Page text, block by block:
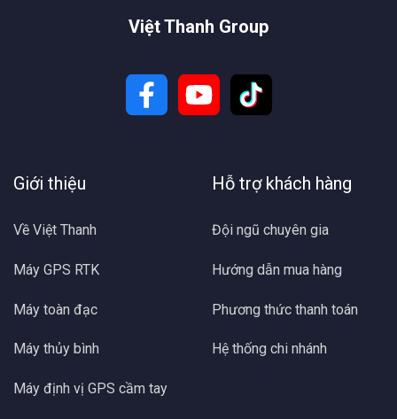
Việt Thanh Group
Giới thiệu
Về Việt Thanh
Máy GPS RTK
Máy toàn đạc
Máy thủy bình
Máy định vị GPS cầm tay
Hỗ trợ khách hàng
Đội ngũ chuyên gia
Hướng dẫn mua hàng
Phương thức thanh toán
Hệ thống chi nhánh